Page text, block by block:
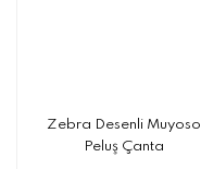
Zebra Desenli Muyoso
Peluş Çanta